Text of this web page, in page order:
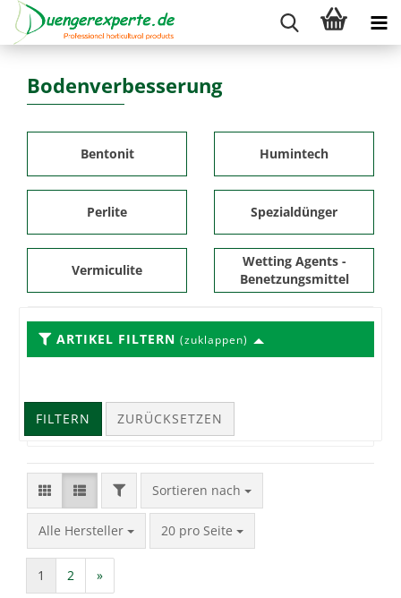
Bodenverbesserung
Bentonit Humintech
Perlite Spezialdünger
Vermiculite
Wetting Agents -
Benetzungsmittel
ARTIKEL FILTERN (zuklappen)
FILTERN ZURÜCKSETZEN
FILTERSortieren nach
Sortieren nach
Alle Hersteller 20 pro Seite
pro Seite
1 2 »